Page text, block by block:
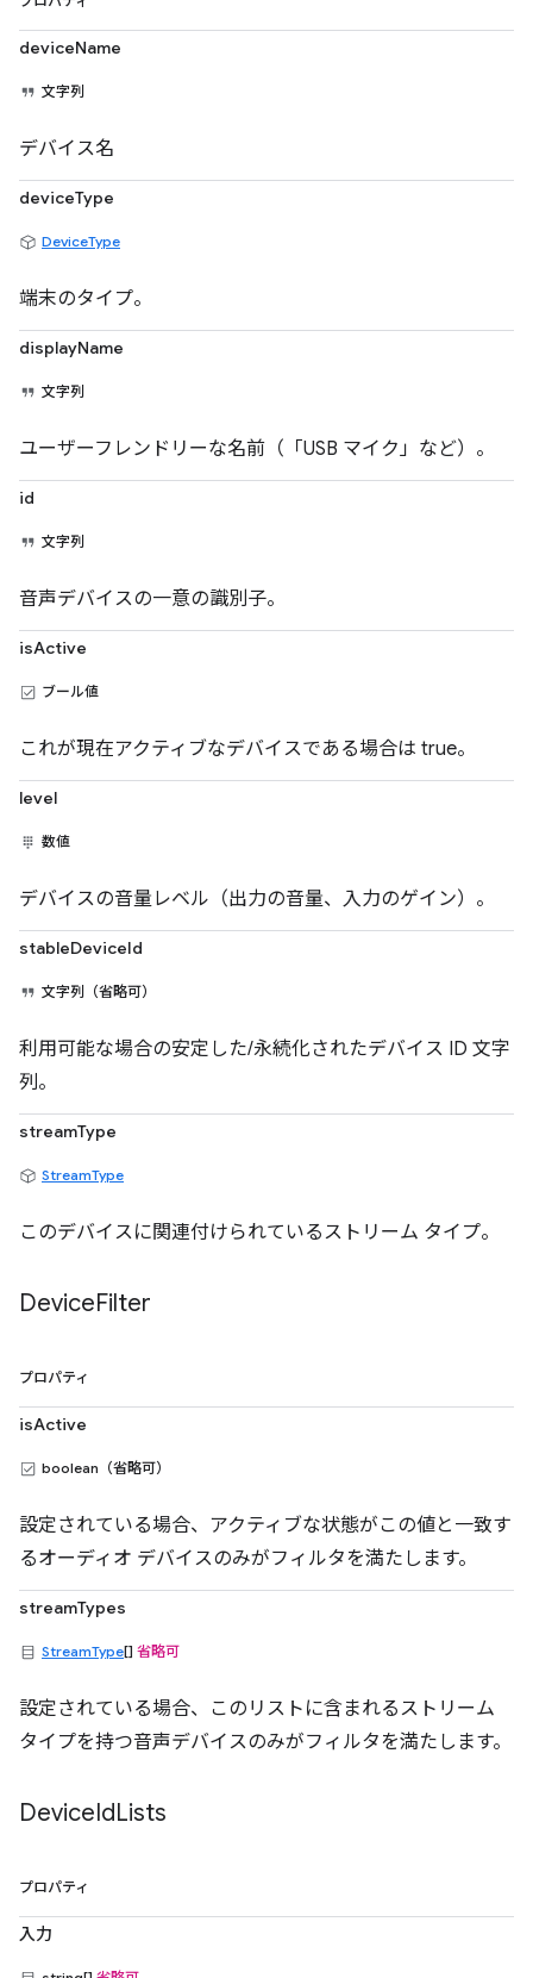
deviceName
文字列
デバイス名
deviceType
DeviceType
端末のタイプ。
displayName
文字列
ユーザーフレンドリーな名前（「USB マイク」など）。
id
文字列
音声デバイスの一意の識別子。
isActive
ブール値
これが現在アクティブなデバイスである場合は true。
level
数値
デバイスの音量レベル（出力の音量、入力のゲイン）。
stableDeviceId
文字列（省略可）
利用可能な場合の安定した/永続化されたデバイス ID 文字
列。
streamType
StreamType
このデバイスに関連付けられているストリーム タイプ。
DeviceFilter
プロパティ
isActive
boolean（省略可）
設定されている場合、アクティブな状態がこの値と一致す
るオーディオ デバイスのみがフィルタを満たします。
streamTypes
StreamType[] 省略可
設定されている場合、このリストに含まれるストリーム
タイプを持つ音声デバイスのみがフィルタを満たします。
DeviceIdLists
プロパティ
入力